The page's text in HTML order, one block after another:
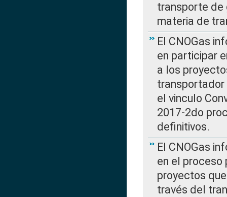
transporte de
materia de
El CNOGas
en participar
a los
transportador
el vinculo
2017-2do
definitivos.
El CNOGas
en el proceso
proyectos
través del